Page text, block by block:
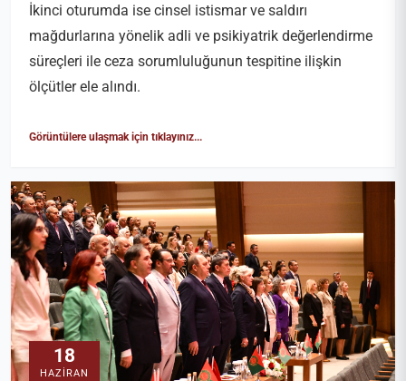
İkinci oturumda ise cinsel istismar ve saldırı
mağdurlarına yönelik adli ve psikiyatrik değerlendirme
süreçleri ile ceza sorumluluğunun tespitine ilişkin
ölçütler ele alındı.
Görüntülere ulaşmak için tıklayınız...
18
HAZIRAN